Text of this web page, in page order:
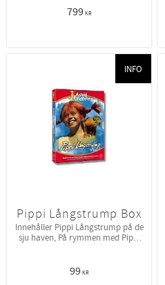
799KR
Pippi Långstrump Box
Innehåller Pippi Långstrump på de
sju haven, På rymmen med Pippi
99KR
INFO